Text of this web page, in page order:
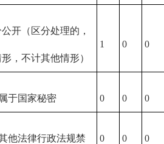
公开（区分处理的，
，不计其他情形）
1 0 0
于国家秘密 0 0 0
他法律行政法规禁 0 0 0